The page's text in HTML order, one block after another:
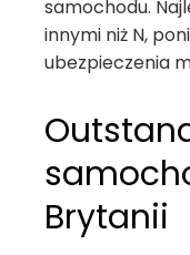
samochodu.
innymi niż N,
ubezpieczenia
Brytanii